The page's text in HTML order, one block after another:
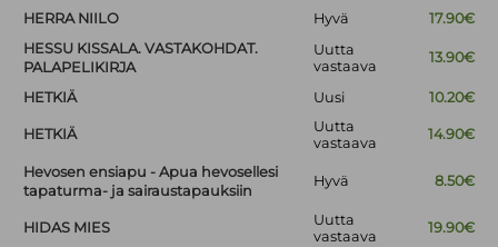
HERRA NIILO Hyvä
17.90€
HESSU KISSALA. VASTAKOHDAT.
PALAPELIKIRJA
Uutta
vastaava
13.90€
HETKIÄ Uusi 10.20€
HETKIÄ
Uutta
vastaava
14.90€
Hevosen ensiapu - Apua hevosellesi
tapaturma- ja sairaustapauksiin
Hyvä 8.50€
HIDAS MIES
Uutta
vastaava
19.90€